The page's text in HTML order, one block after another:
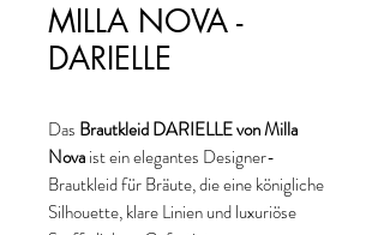
MILLA NOVA -
DARIELLE
Das Brautkleid DARIELLE von Milla
Novaist ein elegantes Designer-
Brautkleid für Bräute, die eine königliche
Silhouette, klare Linien und luxuriöse